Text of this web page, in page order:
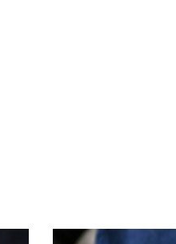
ΜΑΘΕ ΑΠΟ ΤΗΝ ΑΡΓΥΡΩ